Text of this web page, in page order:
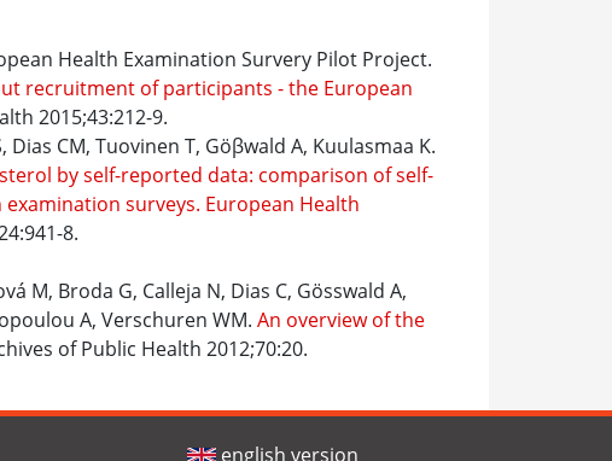
Health Examination Survery Pilot Project.
recruitment of participants - the European
2015;43:212-9.
CM, Tuovinen T, Göβwald A, Kuulasmaa K.
by self-reported data: comparison of self-
surveys. European Health
8.
M, Broda G, Calleja N, Dias C, Gösswald A,
A, Verschuren WM. An overview of the
of Public Health 2012;70:20.
english version